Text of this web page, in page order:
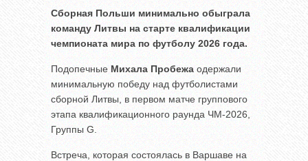
Сборная Польши минимально обыграла
команду Литвы на старте квалификации
чемпионата мира по футболу 2026 года.
Подопечные Михала Пробежа одержали
минимальную победу над футболистами
сборной Литвы, в первом матче группового
этапа квалификационного раунда ЧМ-2026,
Группы G.
Встреча, которая состоялась в Варшаве на